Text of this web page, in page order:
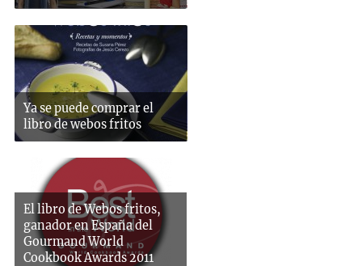
Ya se puede comprar el
libro de webos fritos
El libro de Webos fritos,
ganador en España del
Gourmand World
Cookbook Awards 2011